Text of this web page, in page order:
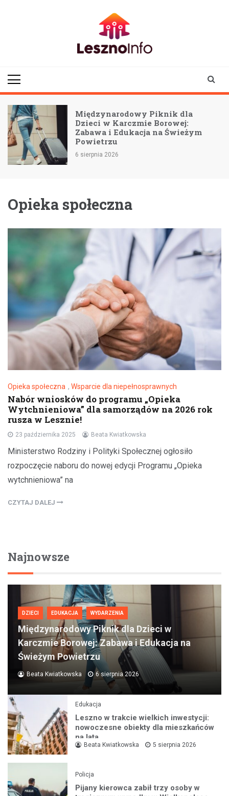
Międzynarodowy Piknik dla
Dzieci w Karczmie Borowej:
Zabawa i Edukacja na Świeżym
Powietrzu
6 sierpnia 2026
Opieka społeczna
Opieka społeczna , Wsparcie dla niepełnosprawnych
Nabór wniosków do programu „Opieka
Wytchnieniowa” dla samorządów na 2026 rok
rusza w Lesznie!
23 października 2025 Beata Kwiatkowska
Ministerstwo Rodziny i Polityki Społecznej ogłosiło
rozpoczęcie naboru do nowej edycji Programu „Opieka
wytchnieniowa” na
CZYTAJ DALEJ
Najnowsze
DZIECI EDUKACJA WYDARZENIA
Międzynarodowy Piknik dla Dzieci w
Karczmie Borowej: Zabawa i Edukacja na
Świeżym Powietrzu
Beata Kwiatkowska 6 sierpnia 2026
Edukacja
Leszno w trakcie wielkich inwestycji:
nowoczesne obiekty dla mieszkańców
na lata
Beata Kwiatkowska 5 sierpnia 2026
Policja
Pijany kierowca zabił trzy osoby w